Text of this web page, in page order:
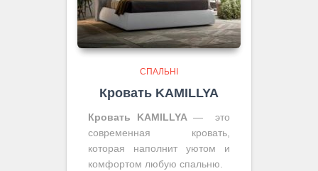
СПАЛЬНІ
Кровать KAMILLYA
Кровать KAMILLYA — это
современная кровать,
которая наполнит уютом и
комфортом любую спальню.